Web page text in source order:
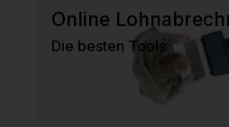
Online
Die besten Tools